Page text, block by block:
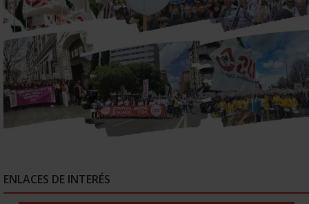
ENLACES DE INTERÉS